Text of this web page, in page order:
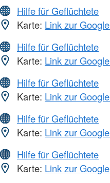
Hilfe für Geflüchtete
Karte: Link zur
Hilfe für Geflüchtete
Karte: Link zur
Hilfe für Geflüchtete
Karte: Link zur
Hilfe für Geflüchtete
Karte: Link zur
Hilfe für Geflüchtete
Karte: Link zur